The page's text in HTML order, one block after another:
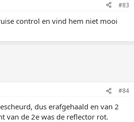
#83
control en vind hem niet mooi
#84
dus erafgehaald en van 2
van de 2e was de reflector rot.